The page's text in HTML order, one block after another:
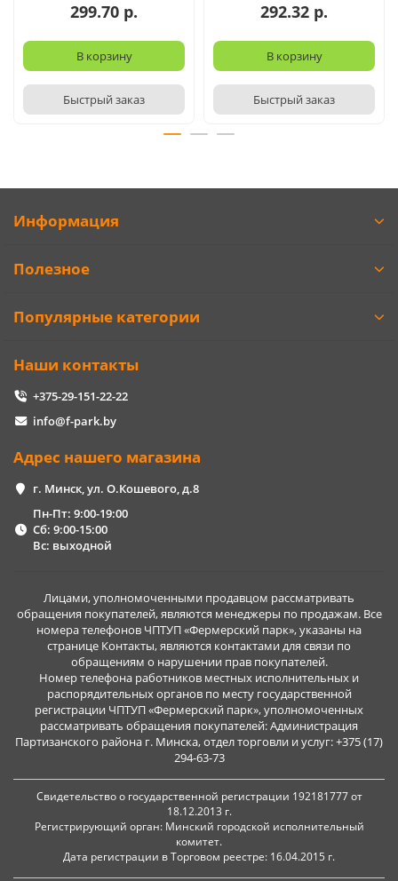
299.70 р.
В корзину
Быстрый заказ
292.32 р.
В корзину
Быстрый заказ
Информация
Полезное
Популярные категории
Наши контакты
+375-29-151-22-22
info@f-park.by
Адрес нашего магазина
г. Минск, ул. О.Кошевого, д.8
Пн-Пт: 9:00-19:00
Сб: 9:00-15:00
Вс: выходной
Лицами, уполномоченными продавцом рассматривать
обращения покупателей, являются менеджеры по продажам. Все
номера телефонов ЧПТУП «Фермерский парк», указаны на
странице Контакты, являются контактами для связи по
обращениям о нарушении прав покупателей.
Номер телефона работников местных исполнительных и
распорядительных органов по месту государственной
регистрации ЧПТУП «Фермерский парк», уполномоченных
рассматривать обращения покупателей: Администрация
Партизанского района г. Минска, отдел торговли и услуг: +375 (17)
294-63-73
Свидетельство о государственной регистрации 192181777 от
18.12.2013 г.
Регистрирующий орган: Минский городской исполнительный
комитет.
Дата регистрации в Торговом реестре: 16.04.2015 г.